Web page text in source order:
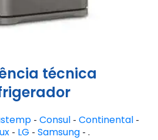
técnica
- Consul - Continental -
- LG - Samsung- .